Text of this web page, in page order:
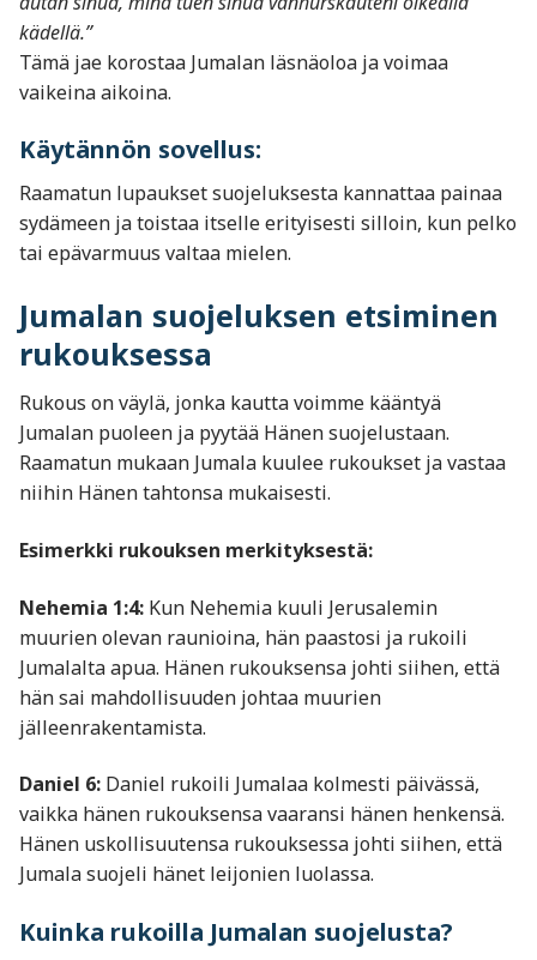
kädellä.”
Tämä jae korostaa Jumalan läsnäoloa ja voimaa
vaikeina aikoina.
Käytännön sovellus:
Raamatun lupaukset suojeluksesta kannattaa painaa
sydämeen ja toistaa itselle erityisesti silloin, kun pelko
tai epävarmuus valtaa mielen.
Jumalan suojeluksen etsiminen
rukouksessa
Rukous on väylä, jonka kautta voimme kääntyä
Jumalan puoleen ja pyytää Hänen suojelustaan.
Raamatun mukaan Jumala kuulee rukoukset ja vastaa
niihin Hänen tahtonsa mukaisesti.
Esimerkki rukouksen merkityksestä:
Nehemia 1:4: Kun Nehemia kuuli Jerusalemin
muurien olevan raunioina, hän paastosi ja rukoili
Jumalalta apua. Hänen rukouksensa johti siihen, että
hän sai mahdollisuuden johtaa muurien
jälleenrakentamista.
Daniel 6: Daniel rukoili Jumalaa kolmesti päivässä,
vaikka hänen rukouksensa vaaransi hänen henkensä.
Hänen uskollisuutensa rukouksessa johti siihen, että
Jumala suojeli hänet leijonien luolassa.
Kuinka rukoilla Jumalan suojelusta?